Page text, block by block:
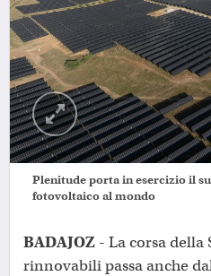
Plenitude porta in esercizio il
fotovoltaico al mondo
BADAJOZ - La corsa della
rinnovabili passa anche